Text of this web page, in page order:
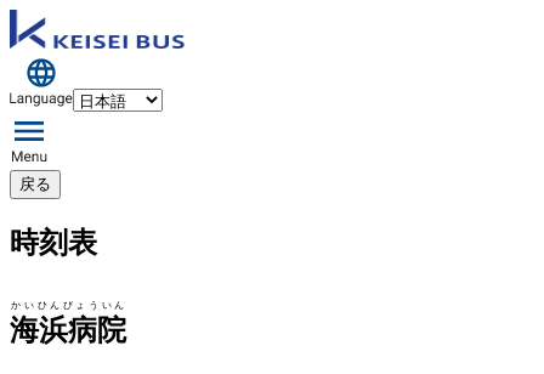
戻る
時刻表
海浜病院
かいひんびょういん